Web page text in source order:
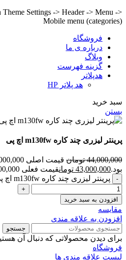
Theme Settings -> Header -> Menu ->
Mobile menu (categories)
فروشگاه
درباره ی ما
وبلاگ
گزینه فهرست
هدپلاتر
هد پلاتر HP
سبد خرید
بستن
پرینتر لیزری چند کاره m130fw اچ پی
44,000,000 تومان
بود.43,000,000 تومانقیمت فعلی 43,000,000 تومان است.
پرینتر لیزری چند کاره m130fw اچ پی عدد
افزودن به سبد خرید
مقايسه
افزودن به علاقه مندی
جستجو
برای دیدن محصولاتی که دنبال آن
فروشگاه
لیست علاقه مندی ها